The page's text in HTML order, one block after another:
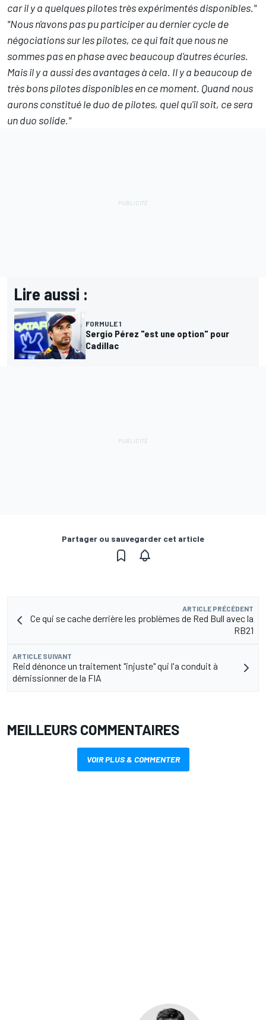
car il y a quelques pilotes très expérimentés disponibles."
"Nous n'avons pas pu participer au dernier cycle de
négociations sur les pilotes, ce qui fait que nous ne
sommes pas en phase avec beaucoup d'autres écuries.
Mais il y a aussi des avantages à cela. Il y a beaucoup de
très bons pilotes disponibles en ce moment. Quand nous
aurons constitué le duo de pilotes, quel qu'il soit, ce sera
un duo solide."
Lire aussi :
FORMULE 1
Sergio Pérez "est une option" pour
Cadillac
Partager ou sauvegarder cet article
ARTICLE PRÉCÉDENT
Ce qui se cache derrière les problèmes de Red Bull avec la
RB21
ARTICLE SUIVANT
Reid dénonce un traitement "injuste" qui l'a conduit à
démissionner de la FIA
MEILLEURS COMMENTAIRES
VOIR PLUS & COMMENTER